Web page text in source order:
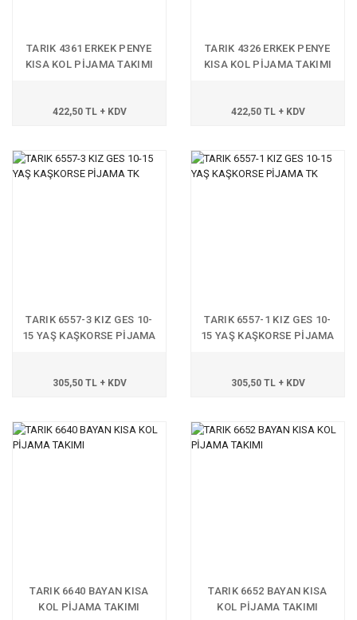
TARIK 4361 ERKEK PENYE
KISA KOL PİJAMA TAKIMI
422,50 TL + KDV
TARIK 4326 ERKEK PENYE
KISA KOL PİJAMA TAKIMI
422,50 TL + KDV
TARIK 6557-3 KIZ GES 10-
15 YAŞ KAŞKORSE PİJAMA
305,50 TL + KDV
TARIK 6557-1 KIZ GES 10-
15 YAŞ KAŞKORSE PİJAMA
305,50 TL + KDV
TARIK 6640 BAYAN KISA
KOL PİJAMA TAKIMI
TARIK 6652 BAYAN KISA
KOL PİJAMA TAKIMI